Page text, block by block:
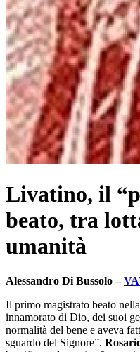
Livatino, il
beato, tra
umanità
Alessandro Di Bussolo –
Il primo magistrato beato
innamorato di Dio, dei suoi
normalità del bene e aveva
sguardo del Signore”.